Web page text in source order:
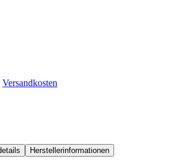
Versandkosten
Herstellerinformationen